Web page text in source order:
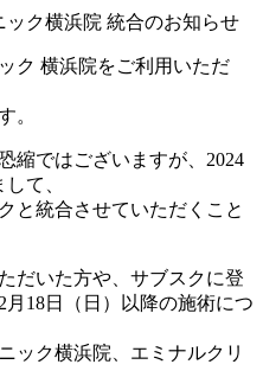
ック横浜院 統合のお知らせ
ク 横浜院をご利用いただ
。
縮ではございますが、2024
て、
と統合させていただくこと
だいた方や、サブスクに登
月18日（日）以降の施術につ
ック横浜院、エミナルクリ